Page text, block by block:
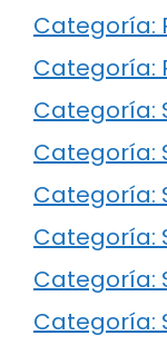
Categoría:
Categoría:
Categoría:
Categoría:
Categoría:
Categoría:
Categoría:
Categoría: